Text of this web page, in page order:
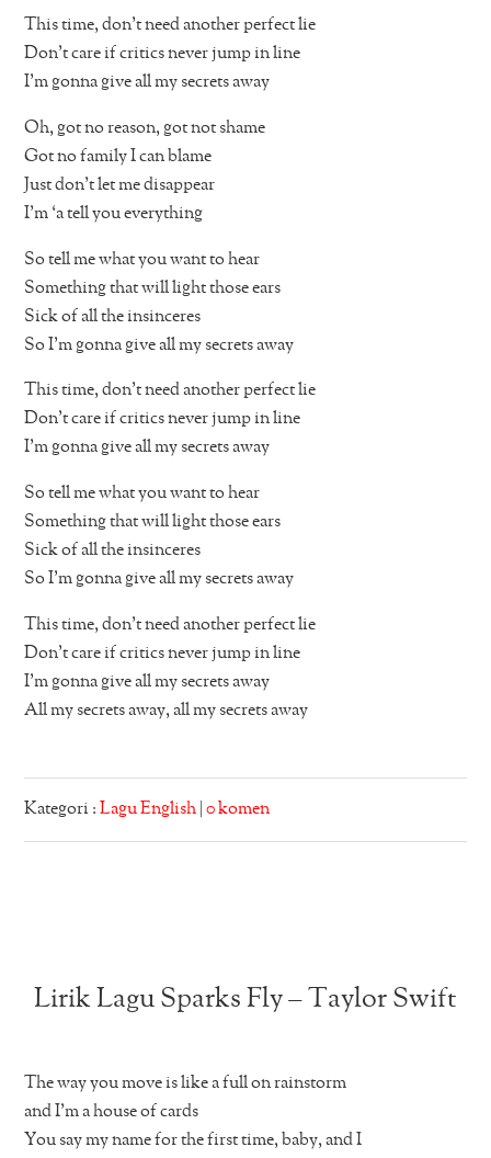
This time, don’t need another perfect lie
Don’t care if critics never jump in line
I’m gonna give all my secrets away
Oh, got no reason, got not shame
Got no family I can blame
Just don’t let me disappear
I’m ‘a tell you everything
So tell me what you want to hear
Something that will light those ears
Sick of all the insinceres
So I’m gonna give all my secrets away
This time, don’t need another perfect lie
Don’t care if critics never jump in line
I’m gonna give all my secrets away
So tell me what you want to hear
Something that will light those ears
Sick of all the insinceres
So I’m gonna give all my secrets away
This time, don’t need another perfect lie
Don’t care if critics never jump in line
I’m gonna give all my secrets away
All my secrets away, all my secrets away
Kategori :Lagu English |0 komen
Lirik Lagu Sparks Fly – Taylor Swift
The way you move is like a full on rainstorm
and I’m a house of cards
You say my name for the first time, baby, and I